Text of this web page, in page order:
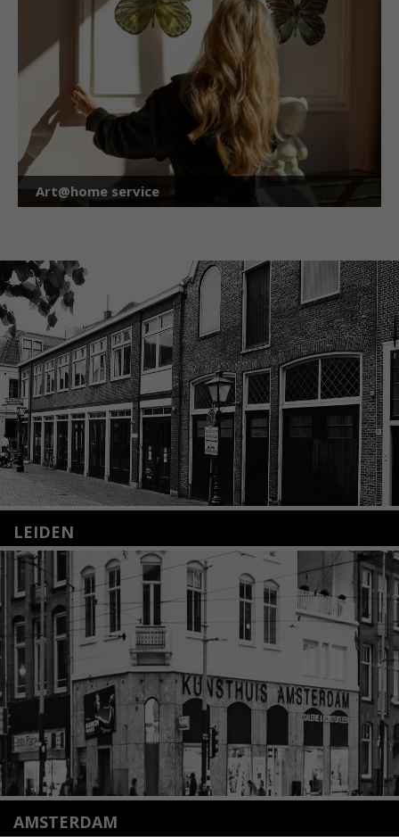
Art@home service
LEIDEN
Nieuwstraat 35
2312 KA Leiden
+31(0)71 – 52 84 480
info@kunsthuisleiden.nl
Lees meer
AMSTERDAM